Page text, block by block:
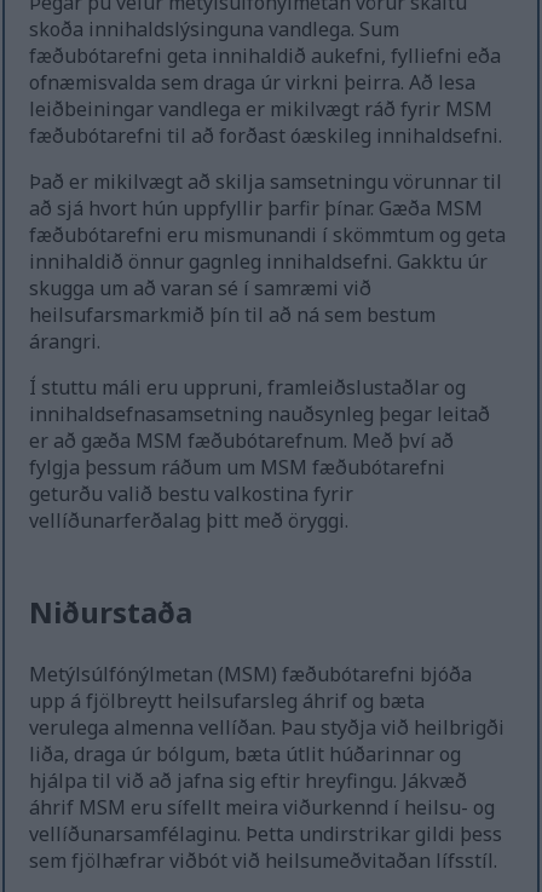
skoða innihaldslýsinguna vandlega. Sum
fæðubótarefni geta innihaldið aukefni, fylliefni eða
ofnæmisvalda sem draga úr virkni þeirra. Að lesa
leiðbeiningar vandlega er mikilvægt ráð fyrir MSM
fæðubótarefni til að forðast óæskileg innihaldsefni.
Það er mikilvægt að skilja samsetningu vörunnar til
að sjá hvort hún uppfyllir þarfir þínar. Gæða MSM
fæðubótarefni eru mismunandi í skömmtum og geta
innihaldið önnur gagnleg innihaldsefni. Gakktu úr
skugga um að varan sé í samræmi við
heilsufarsmarkmið þín til að ná sem bestum
árangri.
Í stuttu máli eru uppruni, framleiðslustaðlar og
innihaldsefnasamsetning nauðsynleg þegar leitað
er að gæða MSM fæðubótarefnum. Með því að
fylgja þessum ráðum um MSM fæðubótarefni
geturðu valið bestu valkostina fyrir
vellíðunarferðalag þitt með öryggi.
Niðurstaða
Metýlsúlfónýlmetan (MSM) fæðubótarefni bjóða
upp á fjölbreytt heilsufarsleg áhrif og bæta
verulega almenna vellíðan. Þau styðja við heilbrigði
liða, draga úr bólgum, bæta útlit húðarinnar og
hjálpa til við að jafna sig eftir hreyfingu. Jákvæð
áhrif MSM eru sífellt meira viðurkennd í heilsu- og
vellíðunarsamfélaginu. Þetta undirstrikar gildi þess
sem fjölhæfrar viðbót við heilsumeðvitaðan lífsstíl.